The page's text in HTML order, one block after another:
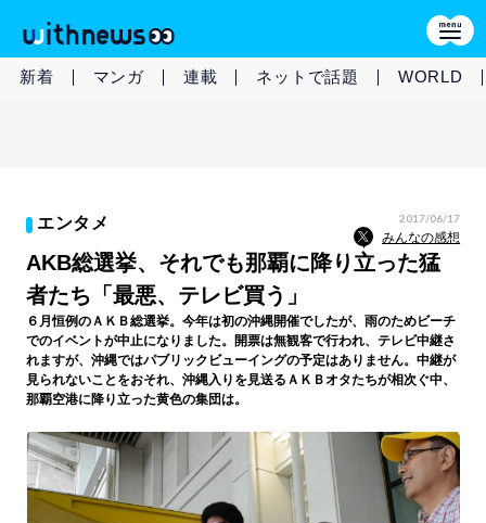
新着 マンガ 連載 ネットで話題 WORLD
エンタメ 2017/06/17
みんなの感想
AKB総選挙、それでも那覇に降り立った猛
者たち「最悪、テレビ買う」
６月恒例のＡＫＢ総選挙。今年は初の沖縄開催でしたが、雨のためビーチ
でのイベントが中止になりました。開票は無観客で行われ、テレビ中継さ
れますが、沖縄ではパブリックビューイングの予定はありません。中継が
見られないことをおそれ、沖縄入りを見送るＡＫＢオタたちが相次ぐ中、
那覇空港に降り立った黄色の集団は。